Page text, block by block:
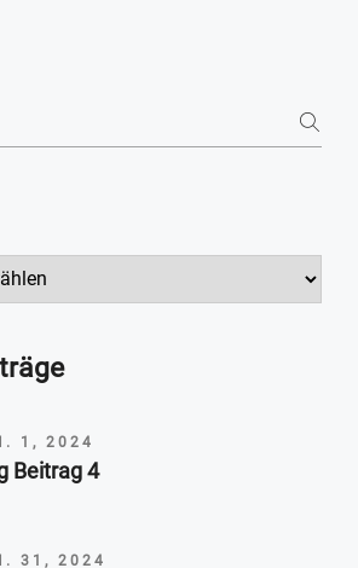
1, 2024
Beitrag 4
31, 2024